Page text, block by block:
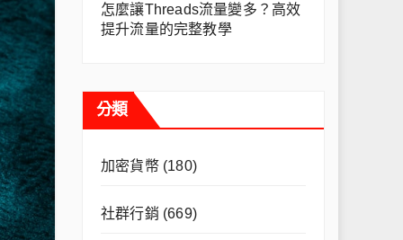
怎麼讓Threads流量變多？高效
提升流量的完整教學
分類
加密貨幣(180)
社群行銷 (669)